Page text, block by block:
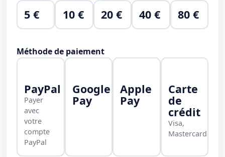
5 € 10 € 20 € 40 € 80 €
Méthode de paiement
PayPal
Payer
avec
votre
compte
PayPal
Google
Pay
Apple
Pay
Carte
de
crédit
Visa,
Mastercard